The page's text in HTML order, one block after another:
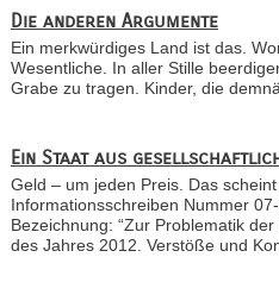
Die anderen Argumente
Ein merkwürdiges Land ist das.
Wesentliche. In aller Stille
Grabe zu tragen. Kinder, die
Ein Staat aus
Geld – um jeden Preis. Das
Informationsschreiben Nummer
Bezeichnung: “Zur Problematik
des Jahres 2012. Verstöße und